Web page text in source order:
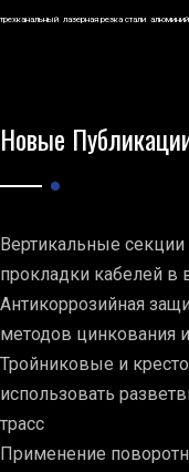
трехканальный лазерная резка стали алюминий
Новые
Вертикальные
прокладки кабелей в
Антикоррозийная
методов цинкования
Тройниковые и
использовать
трасс
Применение